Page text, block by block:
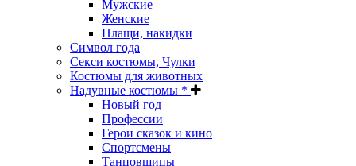
Мужские
Женские
Плащи, накидки
Символ года
Секси костюмы, Чулки
Костюмы для животных
Надувные костюмы *
Новый год
Профессии
Герои сказок и кино
Спортсмены
Танцовщицы